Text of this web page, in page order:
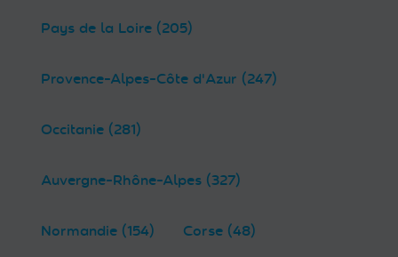
Pays de la Loire (205)
Provence-Alpes-Côte d'Azur (247)
Occitanie (281)
Auvergne-Rhône-Alpes (327)
Normandie (154) Corse (48)